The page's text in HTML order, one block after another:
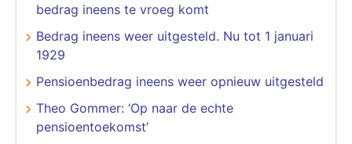
bedrag ineens te vroeg komt
Bedrag ineens weer uitgesteld. Nu tot 1 januari
1929
Pensioenbedrag ineens weer opnieuw uitgesteld
Theo Gommer: ‘Op naar de echte
pensioentoekomst’